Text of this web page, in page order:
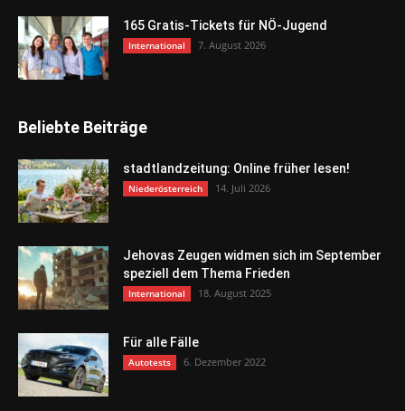
165 Gratis-Tickets für NÖ-Jugend
International 7. August 2026
Beliebte Beiträge
stadtlandzeitung: Online früher lesen!
Niederösterreich 14. Juli 2026
Jehovas Zeugen widmen sich im September
speziell dem Thema Frieden
International 18. August 2025
Für alle Fälle
Autotests 6. Dezember 2022